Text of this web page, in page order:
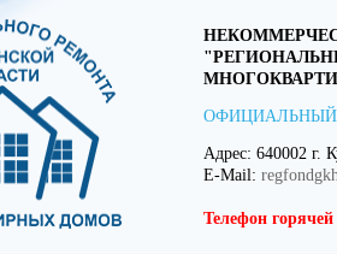
ОФИЦИАЛЬНЫЙ
Адрес: 640002 г.
E-Mail:
Телефон